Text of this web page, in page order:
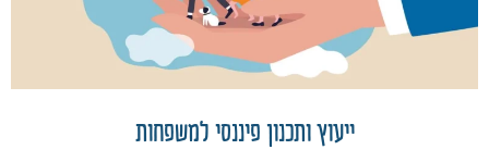
ייעוץ ותכנון פיננסי למשפחות